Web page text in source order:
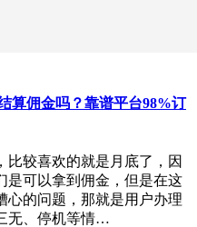
算佣金吗？靠谱平台98%订
比较喜欢的就是月底了，因
是可以拿到佣金，但是在这
心的问题，那就是用户办理
无、停机等情…